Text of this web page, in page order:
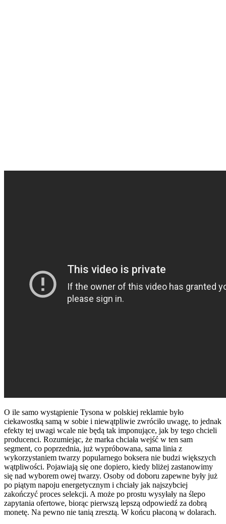
O ile samo wystąpienie Tysona w polskiej reklamie było
ciekawostką samą w sobie i niewątpliwie zwróciło uwagę, to jednak
efekty tej uwagi wcale nie będą tak imponujące, jak by tego chcieli
producenci. Rozumiejąc, że marka chciała wejść w ten sam
segment, co poprzednia, już wypróbowana, sama linia z
wykorzystaniem twarzy popularnego boksera nie budzi większych
wątpliwości. Pojawiają się one dopiero, kiedy bliżej zastanowimy
się nad wyborem owej twarzy. Osoby od doboru zapewne były już
po piątym napoju energetycznym i chciały jak najszybciej
zakończyć proces selekcji. A może po prostu wysyłały na ślepo
zapytania ofertowe, biorąc pierwszą lepszą odpowiedź za dobrą
monetę. Na pewno nie tanią zresztą. W końcu płaconą w dolarach.